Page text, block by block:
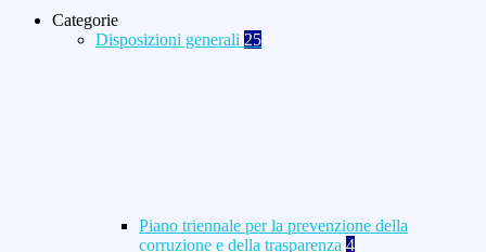
Categorie
Disposizioni generali 25
Piano triennale per la prevenzione della
corruzione e della trasparenza 4